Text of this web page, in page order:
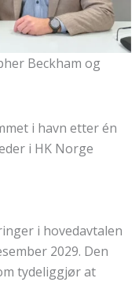
Beckham og
i havn etter én
i HK Norge
i hovedavtalen
2029. Den
tydeliggjør at